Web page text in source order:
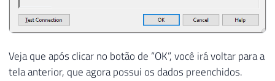
Veja que após clicar no botão de “OK”, você irá voltar para a
tela anterior, que agora possui os dados preenchidos.